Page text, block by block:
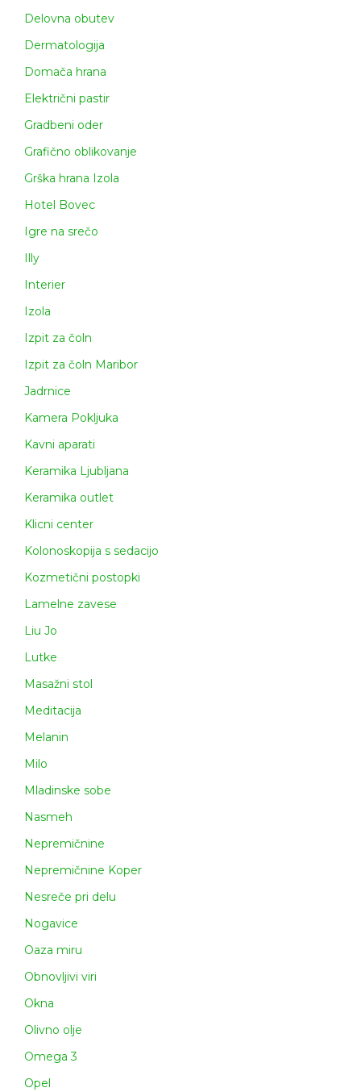
Delovna obutev
Dermatologija
Domača hrana
Električni pastir
Gradbeni oder
Grafično oblikovanje
Grška hrana Izola
Hotel Bovec
Igre na srečo
Illy
Interier
Izola
Izpit za čoln
Izpit za čoln Maribor
Jadrnice
Kamera Pokljuka
Kavni aparati
Keramika Ljubljana
Keramika outlet
Klicni center
Kolonoskopija s sedacijo
Kozmetični postopki
Lamelne zavese
Liu Jo
Lutke
Masažni stol
Meditacija
Melanin
Milo
Mladinske sobe
Nasmeh
Nepremičnine
Nepremičnine Koper
Nesreče pri delu
Nogavice
Oaza miru
Obnovljivi viri
Okna
Olivno olje
Omega 3
Opel